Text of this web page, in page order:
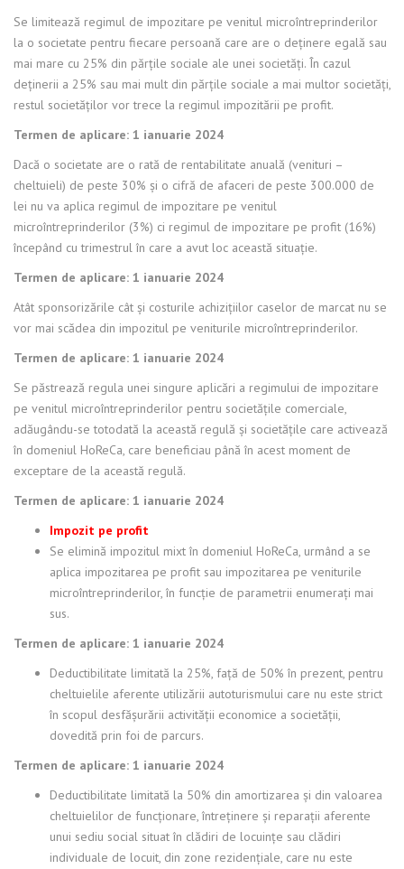
Se limitează regimul de impozitare pe venitul microîntreprinderilor
la o societate pentru fiecare persoană care are o deținere egală sau
mai mare cu 25% din părțile sociale ale unei societăți. În cazul
deținerii a 25% sau mai mult din părțile sociale a mai multor societăți,
restul societăților vor trece la regimul impozitării pe profit.
Termen de aplicare: 1 ianuarie 2024
Dacă o societate are o rată de rentabilitate anuală (venituri –
cheltuieli) de peste 30% și o cifră de afaceri de peste 300.000 de
lei nu va aplica regimul de impozitare pe venitul
microîntreprinderilor (3%) ci regimul de impozitare pe profit (16%)
începând cu trimestrul în care a avut loc această situație.
Termen de aplicare: 1 ianuarie 2024
Atât sponsorizările cât și costurile achizițiilor caselor de marcat nu se
vor mai scădea din impozitul pe veniturile microîntreprinderilor.
Termen de aplicare: 1 ianuarie 2024
Se păstrează regula unei singure aplicări a regimului de impozitare
pe venitul microîntreprinderilor pentru societățile comerciale,
adăugându-se totodată la această regulă și societățile care activează
în domeniul HoReCa, care beneficiau până în acest moment de
exceptare de la această regulă.
Termen de aplicare: 1 ianuarie 2024
Impozit pe profit
Se elimină impozitul mixt în domeniul HoReCa, urmând a se
aplica impozitarea pe profit sau impozitarea pe veniturile
microîntreprinderilor, în funcție de parametrii enumerați mai
sus.
Termen de aplicare: 1 ianuarie 2024
Deductibilitate limitată la 25%, față de 50% în prezent, pentru
cheltuielile aferente utilizării autoturismului care nu este strict
în scopul desfășurării activității economice a societății,
dovedită prin foi de parcurs.
Termen de aplicare: 1 ianuarie 2024
Deductibilitate limitată la 50% din amortizarea și din valoarea
cheltuielilor de funcționare, întreținere și reparații aferente
unui sediu social situat în clădiri de locuințe sau clădiri
individuale de locuit, din zone rezidențiale, care nu este